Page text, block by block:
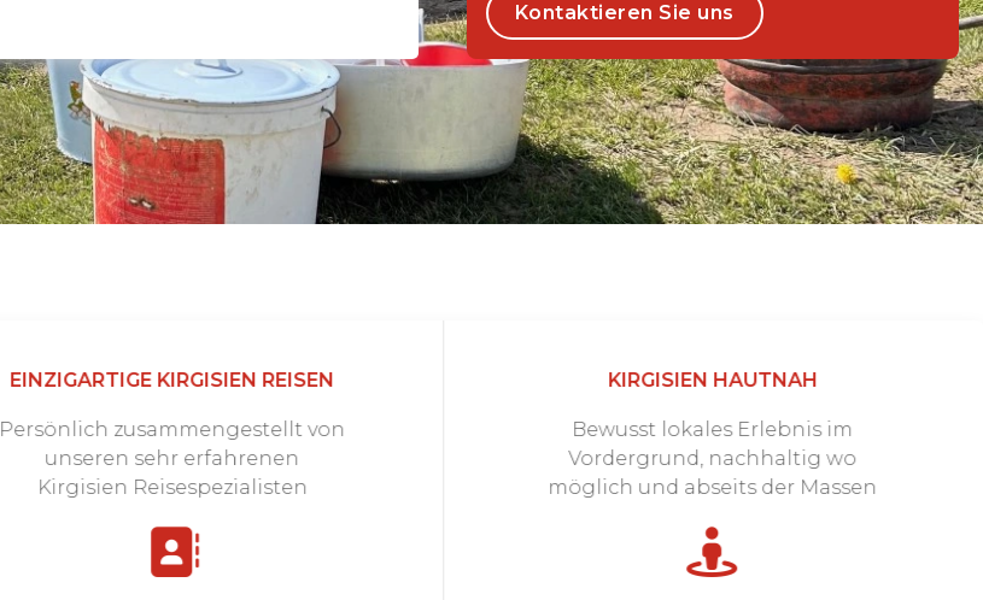
Kontaktieren Sie uns
EINZIGARTIGE KIRGISIEN REISEN
Persönlich zusammengestellt von
unseren sehr erfahrenen
Kirgisien Reisespezialisten
KIRGISIEN HAUTNAH
Bewusst lokales Erlebnis im
Vordergrund, nachhaltig wo
möglich und abseits der Massen